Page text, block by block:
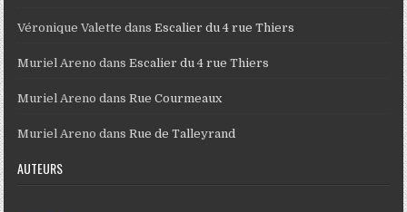
Véronique Valette dansEscalier du 4 rue Thiers
Muriel Areno dansEscalier du 4 rue Thiers
Muriel Areno dansRue Courmeaux
Muriel Areno dansRue de Talleyrand
AUTEURS